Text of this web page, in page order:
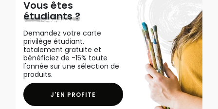
Vous êtes
étudiants ?
Demandez votre carte
privilège étudiant,
totalement gratuite et
bénéficiez de -15% toute
l'année sur une sélection de
produits.
J'EN PROFITE